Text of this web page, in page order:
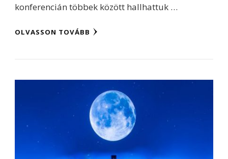
konferencián többek között hallhattuk …
OLVASSON TOVÁBB